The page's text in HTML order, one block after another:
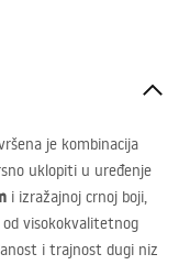
je kombinacija
uklopiti u uređenje
i izražajnoj crnoj boji,
visokokvalitetnog
i trajnost dugi niz